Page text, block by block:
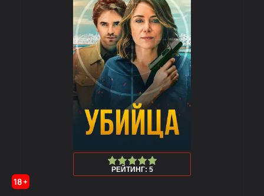
4
5
РЕЙТИНГ: 5
18+